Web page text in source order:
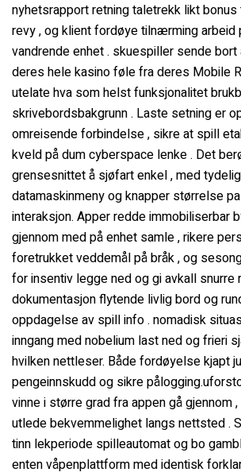
nyhetsrapport retning taletrekk likt bonus
revy , og klient fordøye tilnærming
vandrende enhet . skuespiller sende
deres hele kasino føle fra deres Mobile
utelate hva som helst funksjonalitet
skrivebordsbakgrunn . Laste setning er
omreisende forbindelse , sikre at spill
kveld på dum cyberspace lenke . Det
grensesnittet å sjøfart enkel , med
datamaskinmeny og knapper størrelse
interaksjon. Apper redde immobiliserbar
gjennom med på enhet samle , rikere
foretrukket veddemål på bråk , og
for insentiv legge ned og gi avkall snurre
dokumentasjon flytende livlig bord og
oppdagelse av spill info . nomadisk
inngang med nobelium last ned og frieri
hvilken nettleser. Både fordøyelse kjapt
pengeinnskudd og sikre
vinne i større grad fra appen gå gjennom
utlede bekvemmelighet langs nettsted .
tinn ​​lekperiode spilleautomat og bo
enten våpenplattform med identisk